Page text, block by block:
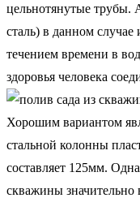
цельнотянутые трубы.
сталь) в данном случае
течением времени в
здоровья человека
Хорошим вариантом
стальной колонны
составляет 125мм.
скважины значительно